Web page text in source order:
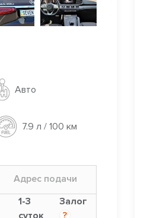
Авто
7.9 л / 100 км
Адрес подачи
1-3
Залог